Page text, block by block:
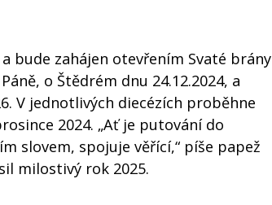
bude zahájen otevřením Svaté brány
o Štědrém dnu 24.12.2024, a
V jednotlivých diecézích proběhne
2024. „Ať je putování do
slovem, spojuje věřící,“ píše papež
milostivý rok 2025.